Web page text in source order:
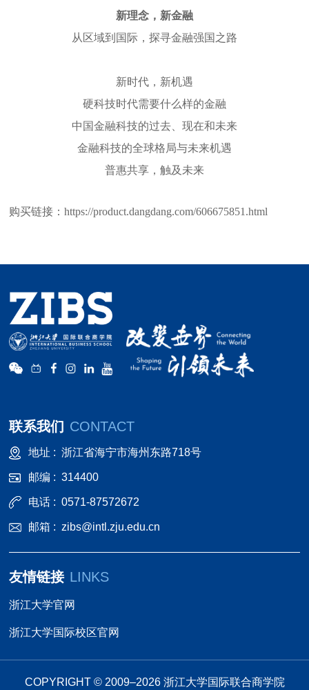
新理念，新金融
从区域到国际，探寻金融强国之路
新时代，新机遇
硬科技时代需要什么样的金融
中国金融科技的过去、现在和未来
金融科技的全球格局与未来机遇
普惠共享，触及未来
购买链接：https://product.dangdang.com/606675851.html
联系我们 CONTACT
地址 :浙江省海宁市海州东路718号
邮编 :314400
电话 :0571-87572672
邮箱 :zibs@intl.zju.edu.cn
友情链接 LINKS
浙江大学官网
浙江大学国际校区官网
COPYRIGHT © 2009–2026浙江大学国际联合商学院